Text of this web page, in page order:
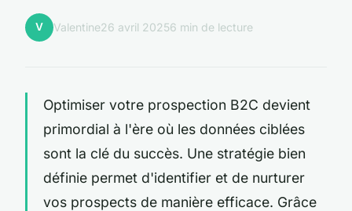
V Valentine26 avril 20256 min de lecture
Optimiser votre prospection B2C devient
primordial à l'ère où les données ciblées
sont la clé du succès. Une stratégie bien
définie permet d'identifier et de nurturer
vos prospects de manière efficace. Grâce